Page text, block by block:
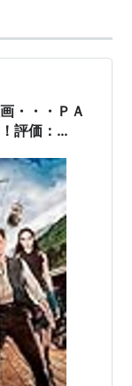
マッガーヴェ
・・・ＰＡ
評価：